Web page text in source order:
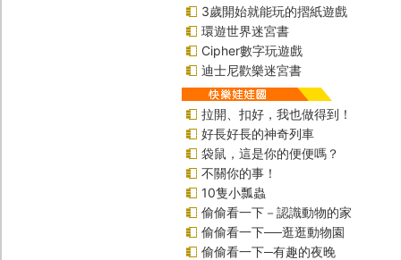
3歲開始就能玩的摺紙遊戲
環遊世界迷宮書
Cipher數字玩遊戲
迪士尼歡樂迷宮書
拉開、扣好，我也做得到！
好長好長的神奇列車
袋鼠，這是你的便便嗎？
不關你的事！
10隻小瓢蟲
偷偷看一下－認識動物的家
偷偷看一下──逛逛動物園
偷偷看一下─有趣的夜晚